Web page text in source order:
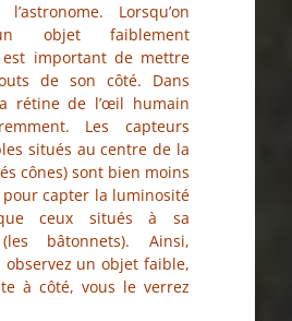
Lorsqu’on
objet faiblement
important de mettre
de son côté. Dans
rétine de l’œil humain
Les capteurs
situés au centre de la
cônes) sont bien moins
capter la luminosité
ceux situés à sa
bâtonnets). Ainsi,
observez un objet faible,
à côté, vous le verrez